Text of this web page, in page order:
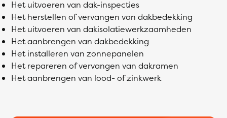
Het uitvoeren van dak-inspecties
Het herstellen of vervangen van dakbedekking
Het uitvoeren van dakisolatiewerkzaamheden
Het aanbrengen van dakbedekking
Het installeren van zonnepanelen
Het repareren of vervangen van dakramen
Het aanbrengen van lood- of zinkwerk